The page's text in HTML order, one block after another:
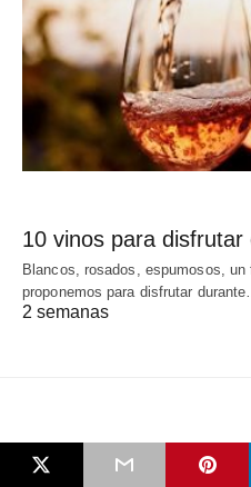
10 vinos para
Blancos, rosados, espumosos,
proponemos para disfrutar
2 semanas
LO MÁS POPULAR